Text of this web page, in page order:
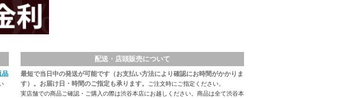
品
配送・店頭販売について
最短で当日中の発送が可能です（お支払い方法により確認にお時間がかかりま
す）。お届け日・時間のご指定も承ります。
ご注文時にご指定ください。
実店舗での商品ご確認・ご購入の際は渋谷本店にお越しください。商品は全て渋谷本